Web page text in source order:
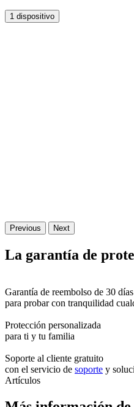
1 dispositivo
Previous Next
La garantía de
Garantía de reembolso de 30 días
para probar con tranquilidad
Protección personalizada
para ti y tu familia
Soporte al cliente gratuito
con el servicio de soporte y
Artículos